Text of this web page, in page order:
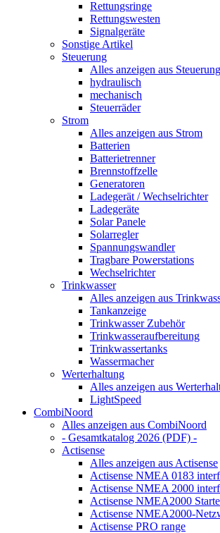
Rettungsringe
Rettungswesten
Signalgeräte
Sonstige Artikel
Steuerung
Alles anzeigen aus Steuerung
hydraulisch
mechanisch
Steuerräder
Strom
Alles anzeigen aus Strom
Batterien
Batterietrenner
Brennstoffzelle
Generatoren
Ladegerät / Wechselrichter
Ladegeräte
Solar Panele
Solarregler
Spannungswandler
Tragbare Powerstations
Wechselrichter
Trinkwasser
Alles anzeigen aus
Tankanzeige
Trinkwasser Zubehör
Trinkwasseraufbereitung
Trinkwassertanks
Wassermacher
Werterhaltung
Alles anzeigen aus
LightSpeed
CombiNoord
Alles anzeigen aus CombiNoord
- Gesamtkatalog 2026 (PDF) -
Actisense
Alles anzeigen aus Actisense
Actisense NMEA 0183
Actisense NMEA 2000
Actisense NMEA2000
Actisense NMEA2000-
Actisense PRO range